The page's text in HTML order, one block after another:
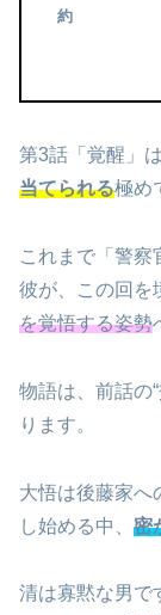
約
第3話「覚醒」は
当てられる極め
これまで「警察
彼が、この回を
を覚悟する姿勢
物語は、前話の
ります。
大悟は後藤家へ
し始める中、 密
清は寡黙な男で